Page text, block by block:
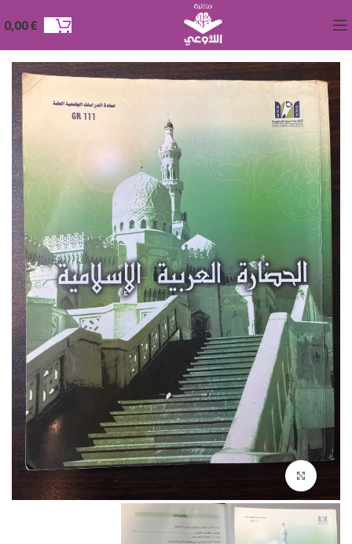
0,00€